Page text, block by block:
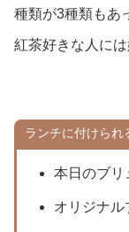
種類が3種類もあ
紅茶好きな人に
ランチに付けられ
本日のブリ
オリジナル